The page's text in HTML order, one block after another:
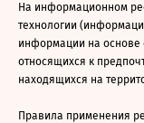
На информационном
технологии
информации на основе
относящихся к
находящихся на
Правила применения